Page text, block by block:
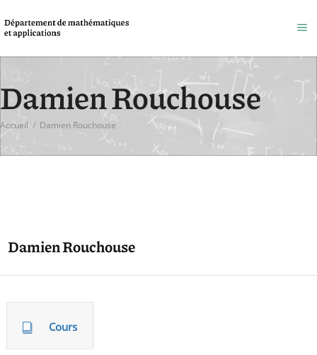
Damien Rouchouse
Accueil / Damien Rouchouse
Damien Rouchouse
Cours